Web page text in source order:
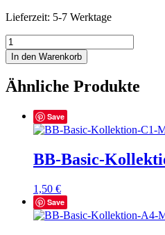
Lieferzeit: 5-7 Werktage
BB-
Basic-
Kollektion-
N4-
Midi
In den Warenkorb
Ähnliche Produkte
Save
BB-Basic-
1,50 €
Save